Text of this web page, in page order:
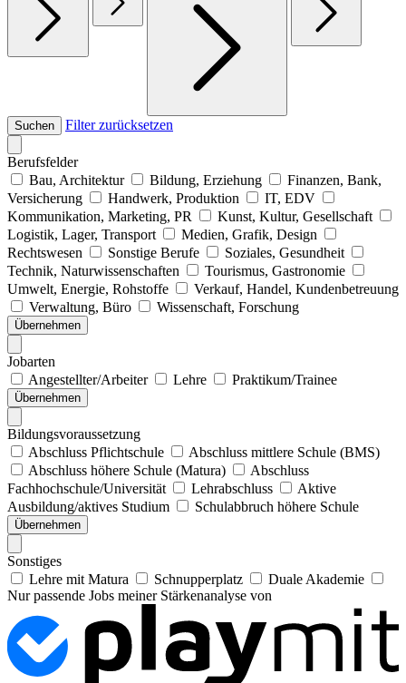
Suchen Filter zurücksetzen
Berufsfelder
Bau, Architektur
Bildung, Erziehung
Finanzen, Bank,
Versicherung
Handwerk, Produktion
IT, EDV
Kommunikation, Marketing, PR
Kunst, Kultur, Gesellschaft
Logistik, Lager, Transport
Medien, Grafik, Design
Rechtswesen
Sonstige Berufe
Soziales, Gesundheit
Technik, Naturwissenschaften
Tourismus, Gastronomie
Umwelt, Energie, Rohstoffe
Verkauf, Handel, Kundenbetreuung
Verwaltung, Büro
Wissenschaft, Forschung
Übernehmen
Jobarten
Angestellter/Arbeiter
Lehre Praktikum/Trainee
Übernehmen
Bildungsvoraussetzung
Abschluss Pflichtschule
Abschluss mittlere Schule (BMS)
Abschluss höhere Schule (Matura)
Abschluss
Fachhochschule/Universität
Lehrabschluss
Aktive
Ausbildung/aktives Studium
Schulabbruch höhere Schule
Übernehmen
Sonstiges
Lehre mit Matura
Schnupperplatz
Duale Akademie
Nur passende Jobs meiner Stärkenanalyse von